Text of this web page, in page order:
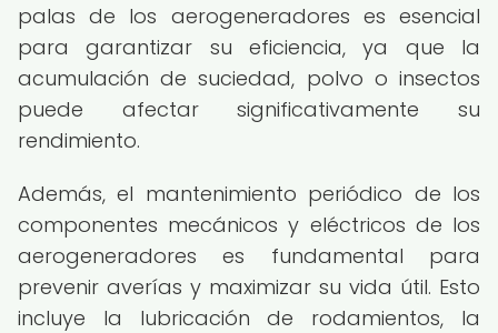
palas de los aerogeneradores es esencial
para garantizar su eficiencia, ya que la
acumulación de suciedad, polvo o insectos
puede afectar significativamente su
rendimiento.
Además, el mantenimiento periódico de los
componentes mecánicos y eléctricos de los
aerogeneradores es fundamental para
prevenir averías y maximizar su vida útil. Esto
incluye la lubricación de rodamientos, la